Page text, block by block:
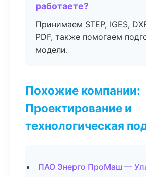
работаете?
Принимаем STEP, IGES,
PDF, также помогаем
модели.
Похожие компании:
Проектирование и
технологическая
ПАО Энерго ПроМаш —